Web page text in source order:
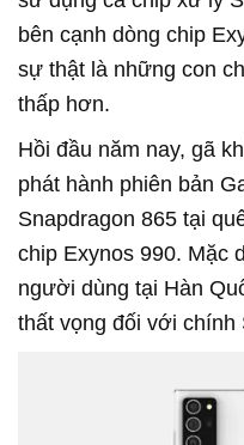
bên cạnh dòng chip
sự thật là những con
thấp hơn.
Hồi đầu năm nay, gã
phát hành phiên bản
Snapdragon 865 tại
chip Exynos 990. Mặc
người dùng tại Hàn
thất vọng đối với chính